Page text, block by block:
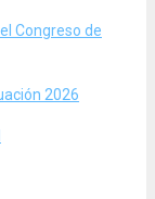
Congreso de
2026